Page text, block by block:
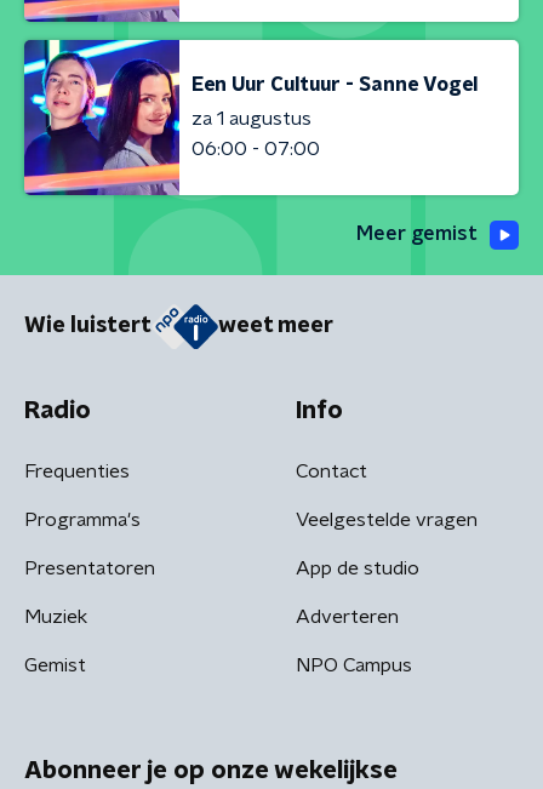
Een Uur Cultuur - Sanne Vogel
za 1 augustus
06:00 - 07:00
Meer gemist
Wie luistert weet meer
Radio
Frequenties
Programma's
Presentatoren
Muziek
Gemist
Info
Contact
Veelgestelde vragen
App de studio
Adverteren
NPO Campus
Abonneer je op onze wekelijkse